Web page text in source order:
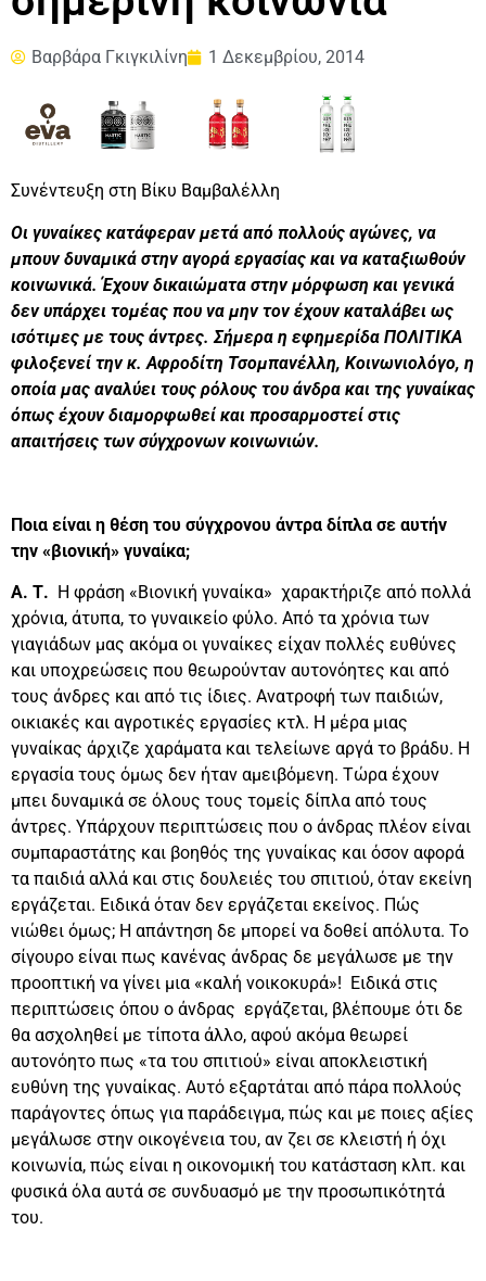
Βαρβάρα Γκιγκιλίνη 1 Δεκεμβρίου, 2014
Συνέντευξη στη Βίκυ Βαμβαλέλλη
Οι γυναίκες κατάφεραν μετά από πολλούς αγώνες, να
μπουν δυναμικά στην αγορά εργασίας και να καταξιωθούν
κοινωνικά. Έχουν δικαιώματα στην μόρφωση και γενικά
δεν υπάρχει τομέας που να μην τον έχουν καταλάβει ως
ισότιμες με τους άντρες. Σήμερα η εφημερίδα ΠΟΛΙΤΙΚΑ
φιλοξενεί την κ. Αφροδίτη Τσομπανέλλη, Κοινωνιολόγο, η
οποία μας αναλύει τους ρόλους του άνδρα και της γυναίκας
όπως έχουν διαμορφωθεί και προσαρμοστεί στις
απαιτήσεις των σύγχρονων κοινωνιών.
Ποια είναι η θέση του σύγχρονου άντρα δίπλα σε αυτήν
την «βιονική» γυναίκα;
Α. Τ. Η φράση «Βιονική γυναίκα» χαρακτήριζε από πολλά
χρόνια, άτυπα, το γυναικείο φύλο. Από τα χρόνια των
γιαγιάδων μας ακόμα οι γυναίκες είχαν πολλές ευθύνες
και υποχρεώσεις που θεωρούνταν αυτονόητες και από
τους άνδρες και από τις ίδιες. Ανατροφή των παιδιών,
οικιακές και αγροτικές εργασίες κτλ. Η μέρα μιας
γυναίκας άρχιζε χαράματα και τελείωνε αργά το βράδυ. Η
εργασία τους όμως δεν ήταν αμειβόμενη. Τώρα έχουν
μπει δυναμικά σε όλους τους τομείς δίπλα από τους
άντρες. Υπάρχουν περιπτώσεις που ο άνδρας πλέον είναι
συμπαραστάτης και βοηθός της γυναίκας και όσον αφορά
τα παιδιά αλλά και στις δουλειές του σπιτιού, όταν εκείνη
εργάζεται. Ειδικά όταν δεν εργάζεται εκείνος. Πώς
νιώθει όμως; Η απάντηση δε μπορεί να δοθεί απόλυτα. Το
σίγουρο είναι πως κανένας άνδρας δε μεγάλωσε με την
προοπτική να γίνει μια «καλή νοικοκυρά»! Ειδικά στις
περιπτώσεις όπου ο άνδρας εργάζεται, βλέπουμε ότι δε
θα ασχοληθεί με τίποτα άλλο, αφού ακόμα θεωρεί
αυτονόητο πως «τα του σπιτιού» είναι αποκλειστική
ευθύνη της γυναίκας. Αυτό εξαρτάται από πάρα πολλούς
παράγοντες όπως για παράδειγμα, πώς και με ποιες αξίες
μεγάλωσε στην οικογένεια του, αν ζει σε κλειστή ή όχι
κοινωνία, πώς είναι η οικονομική του κατάσταση κλπ. και
φυσικά όλα αυτά σε συνδυασμό με την προσωπικότητά
του.